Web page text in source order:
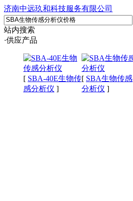
济南中远玖和科技服务有限公司
站内搜索
·供应产品
[ SBA-40E生物传
感分析仪 ]
[ SBA生物传感
分析仪 ]